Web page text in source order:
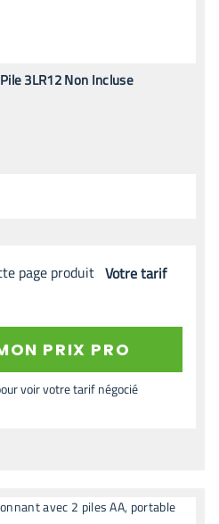
3LR12 Non Incluse
Votre tarif
PRIX PRO
voir votre tarif négocié